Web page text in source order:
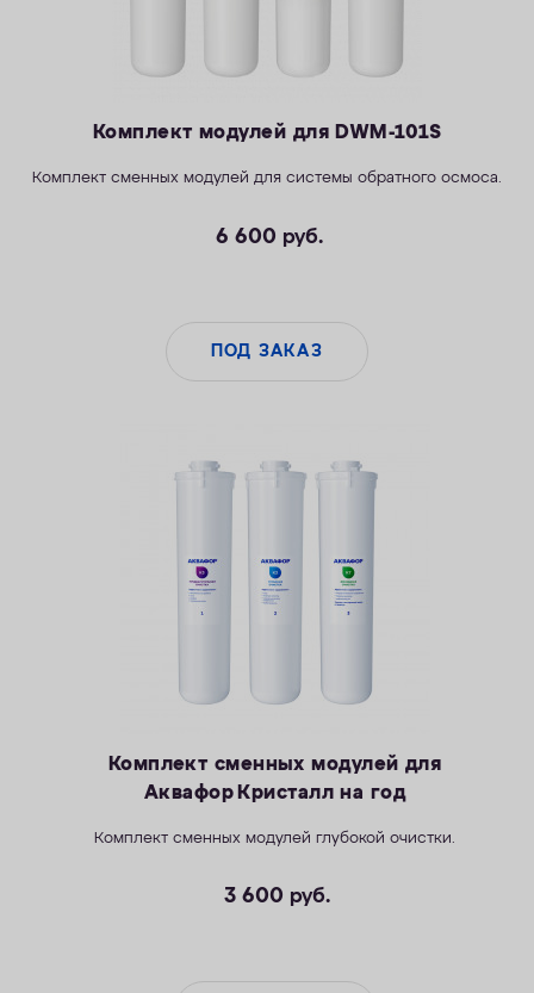
Комплект модулей для DWM-101S
Комплект сменных модулей для системы обратного осмоса.
6 600 руб.
ПОД ЗАКАЗ
Комплект сменных модулей для
Аквафор Кристалл на год
Комплект сменных модулей глубокой очистки.
3 600 руб.